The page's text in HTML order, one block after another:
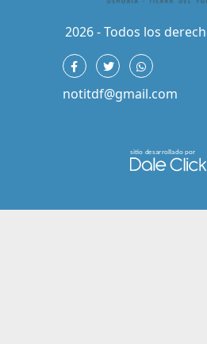
2026 - Todos los
notitdf@gmail.com